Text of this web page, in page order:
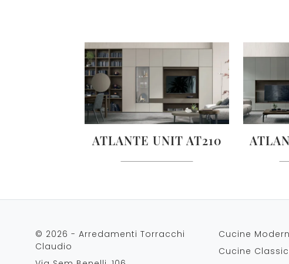
ATLANTE UNIT AT210
© 2026 - Arredamenti Torracchi
Claudio
Cucine
Cucine